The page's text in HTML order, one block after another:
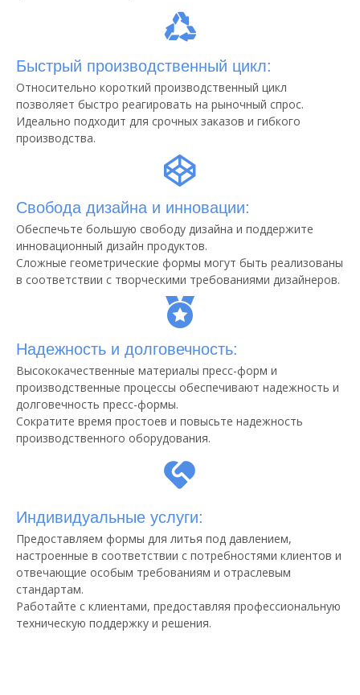
Быстрый производственный цикл:
Относительно короткий производственный цикл
позволяет быстро реагировать на рыночный спрос.
Идеально подходит для срочных заказов и гибкого
производства.
Свобода дизайна и инновации:
Обеспечьте большую свободу дизайна и поддержите
инновационный дизайн продуктов.
Сложные геометрические формы могут быть реализованы
в соответствии с творческими требованиями дизайнеров.
Надежность и долговечность:
Высококачественные материалы пресс-форм и
производственные процессы обеспечивают надежность и
долговечность пресс-формы.
Сократите время простоев и повысьте надежность
производственного оборудования.
Индивидуальные услуги:
Предоставляем формы для литья под давлением,
настроенные в соответствии с потребностями клиентов и
отвечающие особым требованиям и отраслевым
стандартам.
Работайте с клиентами, предоставляя профессиональную
техническую поддержку и решения.